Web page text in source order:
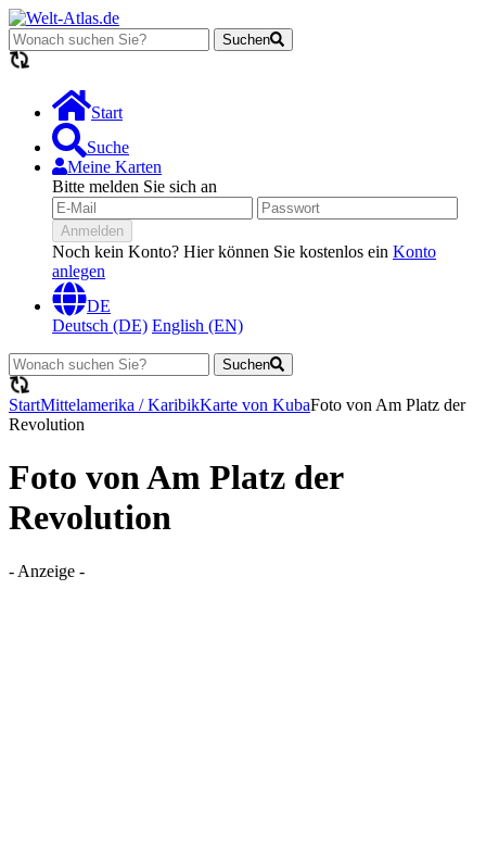
Suchen
Start
Suche
Meine Karten
Bitte melden Sie sich an
Anmelden
Noch kein Konto? Hier können Sie kostenlos ein Konto
anlegen
DE
Deutsch (DE) English (EN)
Suchen
StartMittelamerika / KaribikKarte von KubaFoto von Am Platz der
Revolution
Foto von Am Platz der
Revolution
- Anzeige -